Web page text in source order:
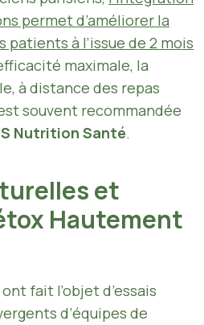
permet d’améliorer la
patients à l’issue de 2 mois
maximale, la
à distance des repas
souvent recommandée
Nutrition Santé.
et
Hautement
fait l’objet d’essais
d’équipes de